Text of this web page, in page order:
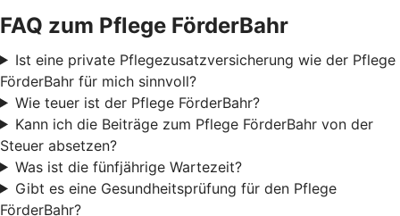
FAQ zum Pflege FörderBahr
Ist eine private Pflegezusatzversicherung wie der Pflege
FörderBahr für mich sinnvoll?
Wie teuer ist der Pflege FörderBahr?
Kann ich die Beiträge zum Pflege FörderBahr von der
Steuer absetzen?
Was ist die fünfjährige Wartezeit?
Gibt es eine Gesundheitsprüfung für den Pflege
FörderBahr?